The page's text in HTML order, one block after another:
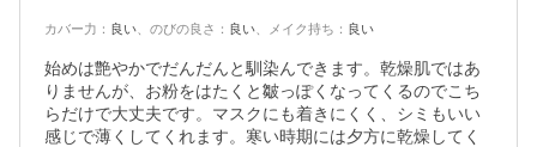
カバー力 ： 良い のびの良さ ： 良い メイク持ち ： 良い
始めは艶やかでだんだんと馴染んできます。乾燥肌ではあ
りませんが、お粉をはたくと皺っぽくなってくるのでこち
らだけで大丈夫です。マスクにも着きにくく、シミもいい
感じで薄くしてくれます。寒い時期には夕方に乾燥してく